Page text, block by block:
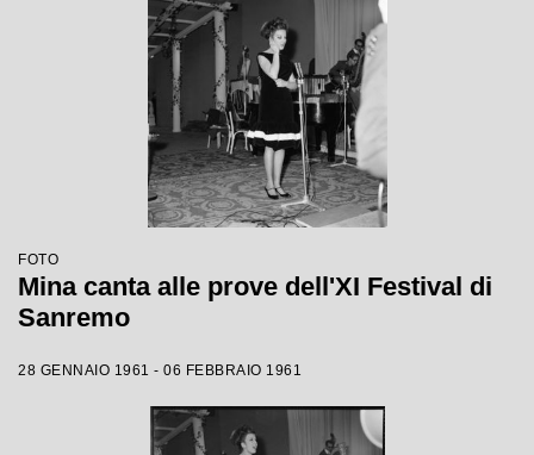
FOTO
Mina canta alle prove dell'XI Festival di
Sanremo
28 GENNAIO 1961 - 06 FEBBRAIO 1961